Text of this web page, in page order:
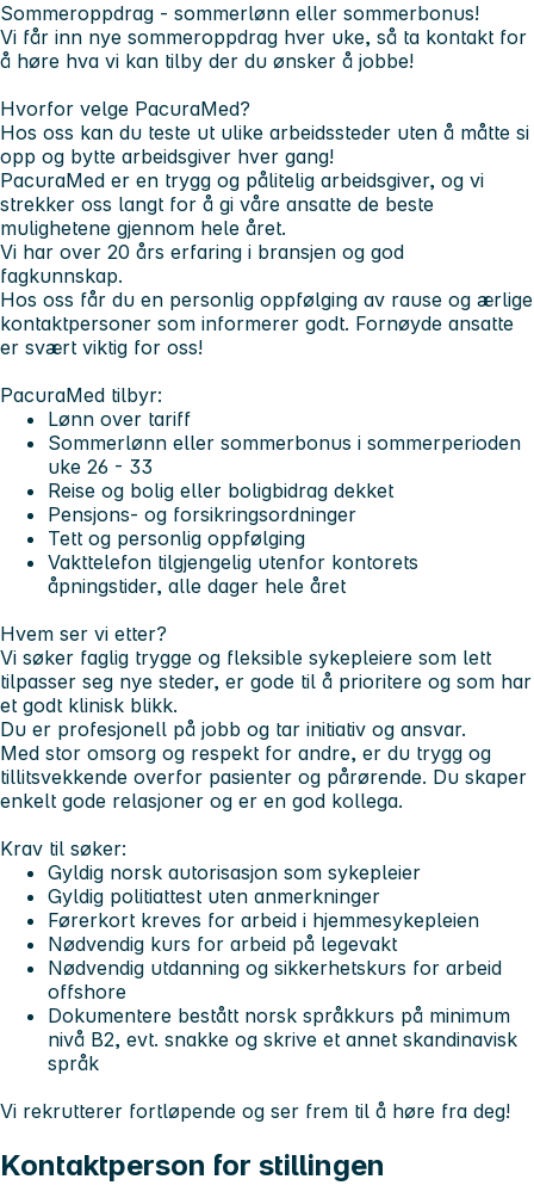
Sommeroppdrag - sommerlønn eller sommerbonus!
Vi får inn nye sommeroppdrag hver uke, så ta kontakt for
å høre hva vi kan tilby der du ønsker å jobbe!
Hvorfor velge PacuraMed?
Hos oss kan du teste ut ulike arbeidssteder uten å måtte si
opp og bytte arbeidsgiver hver gang!
PacuraMed er en trygg og pålitelig arbeidsgiver, og vi
strekker oss langt for å gi våre ansatte de beste
mulighetene gjennom hele året.
Vi har over 20 års erfaring i bransjen og god
fagkunnskap.
Hos oss får du en personlig oppfølging av rause og ærlige
kontaktpersoner som informerer godt. Fornøyde ansatte
er svært viktig for oss!
PacuraMed tilbyr:
Lønn over tariff
Sommerlønn eller sommerbonus i sommerperioden
uke 26 - 33
Reise og bolig eller boligbidrag dekket
Pensjons- og forsikringsordninger
Tett og personlig oppfølging
Vakttelefon tilgjengelig utenfor kontorets
åpningstider, alle dager hele året
Hvem ser vi etter?
Vi søker faglig trygge og fleksible sykepleiere som lett
tilpasser seg nye steder, er gode til å prioritere og som har
et godt klinisk blikk.
Du er profesjonell på jobb og tar initiativ og ansvar.
Med stor omsorg og respekt for andre, er du trygg og
tillitsvekkende overfor pasienter og pårørende. Du skaper
enkelt gode relasjoner og er en god kollega.
Krav til søker:
Gyldig norsk autorisasjon som sykepleier
Gyldig politiattest uten anmerkninger
Førerkort kreves for arbeid i hjemmesykepleien
Nødvendig kurs for arbeid på legevakt
Nødvendig utdanning og sikkerhetskurs for arbeid
offshore
Dokumentere bestått norsk språkkurs på minimum
nivå B2, evt. snakke og skrive et annet skandinavisk
språk
Vi rekrutterer fortløpende og ser frem til å høre fra deg!
Kontaktperson for stillingen